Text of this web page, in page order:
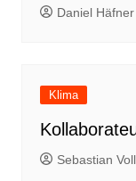
Daniel Häfner
Klima
Sebastian